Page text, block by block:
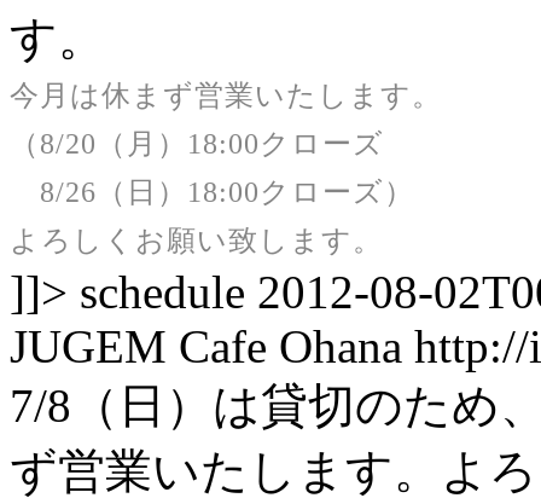
す。
今月は休まず営業いたします。
（8/20（月）18:00クローズ
8/26（日）18:00クローズ）
よろしくお願い致します。
]]> schedule 2012-08-
JUGEM Cafe Ohana http://
7/8（日）は貸切のため
ず営業いたします。よ